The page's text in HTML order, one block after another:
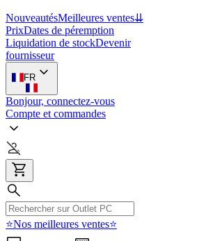
NouveautésMeilleures ventes⇊
PrixDates de péremption
Liquidation de stockDevenir
fournisseur
FR
Bonjour, connectez-vous
Compte et commandes
⭐Nos meilleures ventes⭐